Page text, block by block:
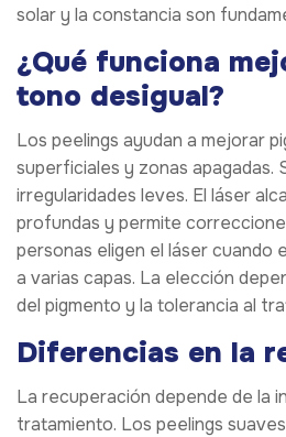
solar y la constancia son
¿Qué funciona
tono desigual?
Los peelings ayudan a mejorar
superficiales y zonas apagadas.
irregularidades leves. El láser
profundas y permite
personas eligen el láser cuando
a varias capas. La elección
del pigmento y la tolerancia al
Diferencias en la
La recuperación depende de la
tratamiento. Los peelings